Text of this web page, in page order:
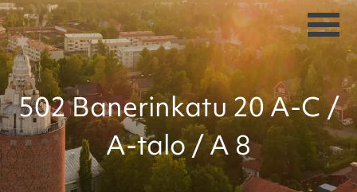
502 Banerinkatu 20 A-C /
A-talo / A 8